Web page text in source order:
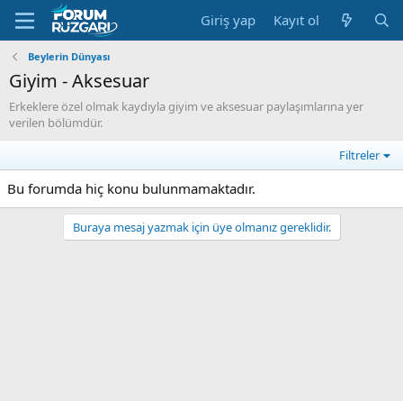
Giriş yap Kayıt ol
Beylerin Dünyası
Giyim - Aksesuar
Erkeklere özel olmak kaydıyla giyim ve aksesuar paylaşımlarına yer
verilen bölümdür.
Filtreler
Bu forumda hiç konu bulunmamaktadır.
Buraya mesaj yazmak için üye olmanız gereklidir.